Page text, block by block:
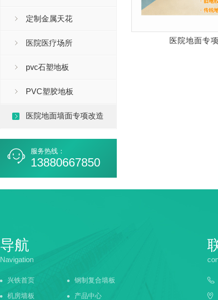
定制金属天花
医院医疗场所
pvc石塑地板
PVC塑胶地板
医院地面墙面专项改造
服务热线：
13880667850
医院地面专
导航
Navigation
兴铁首页
钢制复合墙板
机房墙板
产品中心